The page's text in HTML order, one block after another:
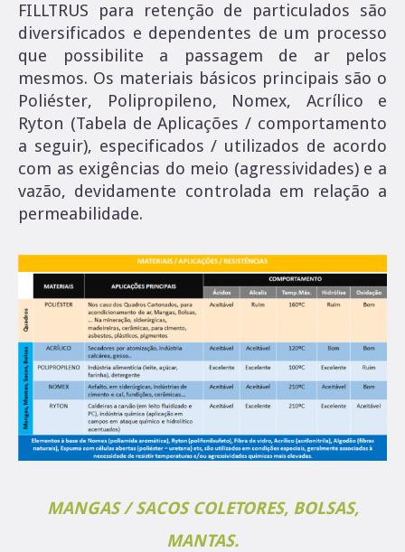
Filtro Bag – Elementos
Filtro Bag – Carcaças
Filtro Bag – Tabelas Técnicas
Filtro Cartucho – Elementos
Filtro Cartucho – Carcaças
Filtração Seca
Elemento Filtrante Tipo Bolsa
Elemento Filtrante Tipo Manga
Elemento Filtrante Tipo Manta
Elementos Filtrantes Tipo Saco Coletor
Elemento Filtrante em Quadro Cartonado ou Metálico
Elemento Filtrante em Placas PE/PU
FILLTRUS para retenção de particulados são
diversificados e dependentes de um processo
que possibilite a passagem de ar pelos
mesmos. Os materiais básicos principais são o
Poliéster, Polipropileno, Nomex, Acrílico e
Ryton (Tabela de Aplicações / comportamento
a seguir), especificados / utilizados de acordo
com as exigências do meio (agressividades) e a
vazão, devidamente controlada em relação a
permeabilidade.
MANGAS / SACOS COLETORES, BOLSAS,
MANTAS.